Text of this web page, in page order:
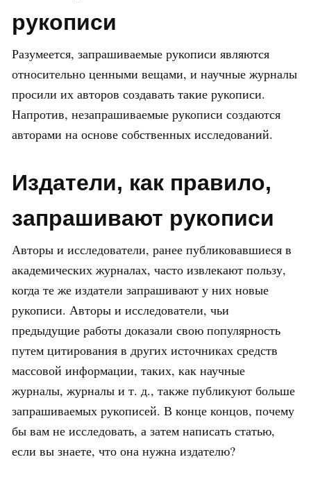
рукописи
Разумеется, запрашиваемые рукописи являются
относительно ценными вещами, и научные журналы
просили их авторов создавать такие рукописи.
Напротив, незапрашиваемые рукописи создаются
авторами на основе собственных исследований.
Издатели, как правило,
запрашивают рукописи
Авторы и исследователи, ранее публиковавшиеся в
академических журналах, часто извлекают пользу,
когда те же издатели запрашивают у них новые
рукописи. Авторы и исследователи, чьи
предыдущие работы доказали свою популярность
путем цитирования в других источниках средств
массовой информации, таких, как научные
журналы, журналы и т. д., также публикуют больше
запрашиваемых рукописей. В конце концов, почему
бы вам не исследовать, а затем написать статью,
если вы знаете, что она нужна издателю?